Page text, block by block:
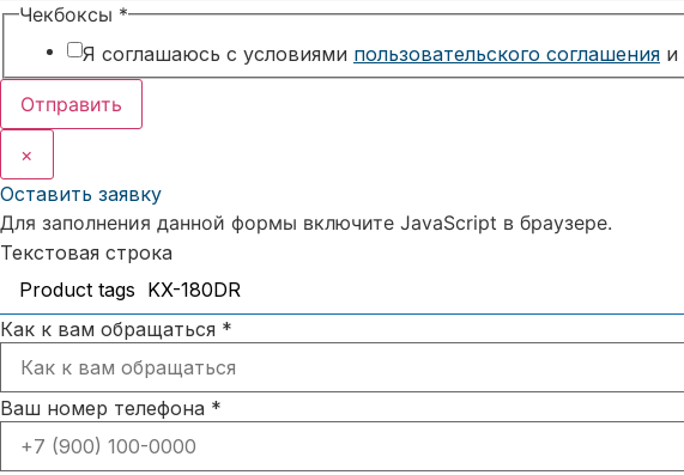
Чекбоксы *
Я соглашаюсь с условиями пользовательского соглашения и
Отправить
×
Оставить заявку
Для заполнения данной формы включите JavaScript в браузере.
Текстовая строка
Как к вам обращаться *
Ваш номер телефона *